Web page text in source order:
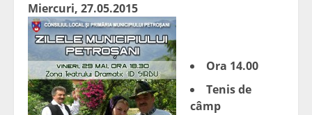
Miercuri, 27.05.2015
Ora 14.00
Tenis de
câmp